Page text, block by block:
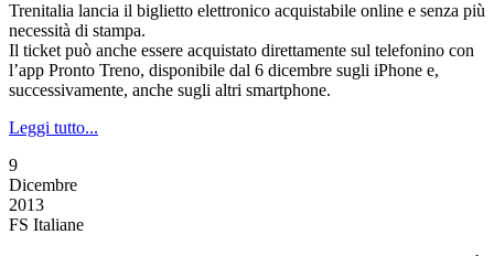
Trenitalia lancia il biglietto elettronico acquistabile online e senza più
necessità di stampa.
Il ticket può anche essere acquistato direttamente sul telefonino con
l’app Pronto Treno, disponibile dal 6 dicembre sugli iPhone e,
successivamente, anche sugli altri smartphone.
Leggi tutto...
9
Dicembre
2013
FS Italiane